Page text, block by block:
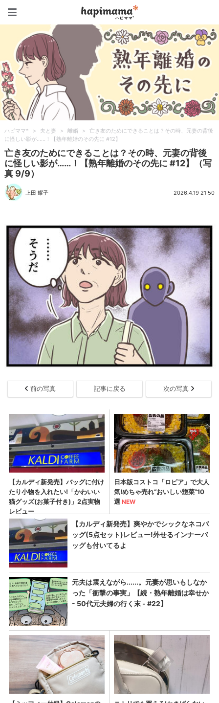
ハピママ* > 夫と妻 > 離婚 >
亡き友のためにできることは？その時、元妻の背後
に怪しい影が……！【熟年離婚のその先に #12】
亡き友のためにできることは？その時、元妻の背後
に怪しい影が……！【熟年離婚のその先に #12】（写
真 9/9）
上田 耀子 2026.4.19 21:50
前の写真 記事に戻る 次の写真